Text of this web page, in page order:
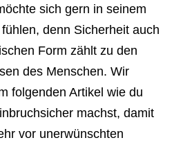
sich gern in seinem
denn Sicherheit auch
Form zählt zu den
des Menschen. Wir
folgenden Artikel wie du
machst, damit
vor unerwünschten